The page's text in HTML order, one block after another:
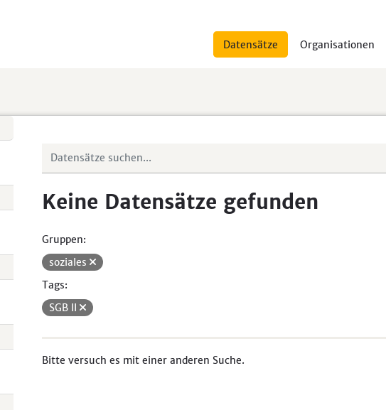
Datensätze Organisationen
Keine Datensätze gefunden
Gruppen:
soziales
Tags:
SGB II
Bitte versuch es mit einer anderen Suche.